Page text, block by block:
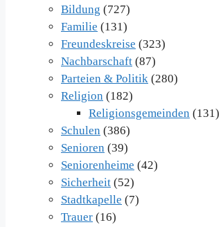
Bildung (727)
Familie (131)
Freundeskreise (323)
Nachbarschaft (87)
Parteien & Politik (280)
Religion (182)
Religionsgemeinden (131)
Schulen (386)
Senioren (39)
Seniorenheime (42)
Sicherheit (52)
Stadtkapelle (7)
Trauer (16)